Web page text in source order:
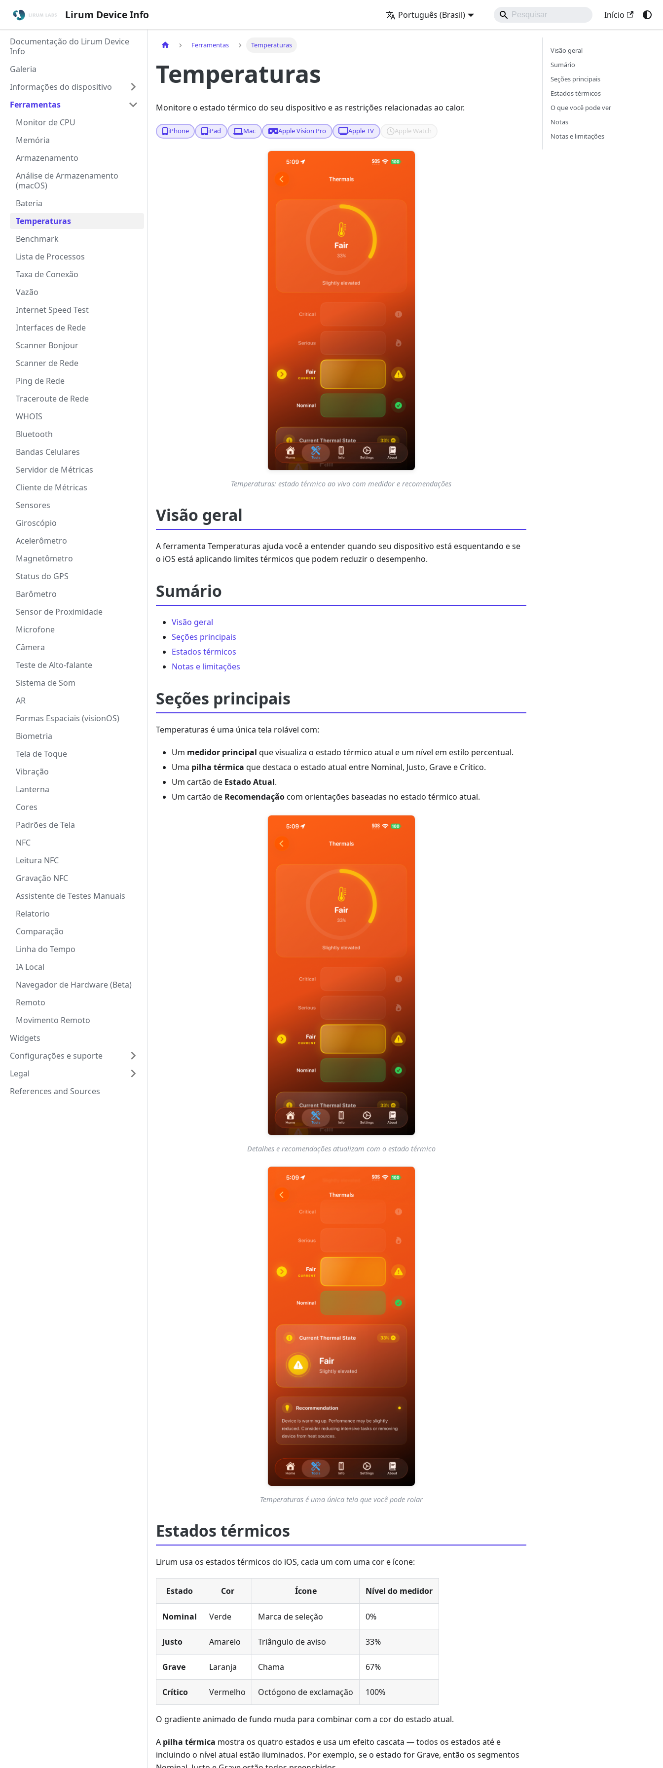
Lirum Device Info Português (Brasil) Início
Documentação do Lirum Device
Info
Galeria
Informações do dispositivo
Ferramentas
Monitor de CPU
Memória
Armazenamento
Análise de Armazenamento
(macOS)
Bateria
Temperaturas
Benchmark
Lista de Processos
Taxa de Conexão
Vazão
Internet Speed Test
Interfaces de Rede
Scanner Bonjour
Scanner de Rede
Ping de Rede
Traceroute de Rede
WHOIS
Bluetooth
Bandas Celulares
Servidor de Métricas
Cliente de Métricas
Sensores
Giroscópio
Acelerômetro
Magnetômetro
Status do GPS
Barômetro
Sensor de Proximidade
Microfone
Câmera
Teste de Alto-falante
Sistema de Som
AR
Formas Espaciais (visionOS)
Biometria
Tela de Toque
Vibração
Lanterna
Cores
Padrões de Tela
NFC
Leitura NFC
Gravação NFC
Assistente de Testes Manuais
Relatorio
Comparação
Linha do Tempo
IA Local
Navegador de Hardware (Beta)
Remoto
Movimento Remoto
Widgets
Configurações e suporte
Legal
References and Sources
Ferramentas Temperaturas
Temperaturas
Monitore o estado térmico do seu dispositivo e as restrições relacionadas ao calor.
iPhone iPad Mac Apple Vision Pro Apple TV Apple Watch
Temperaturas: estado térmico ao vivo com medidor e recomendações
Visão geral
A ferramenta Temperaturas ajuda você a entender quando seu dispositivo está esquentando e se
o iOS está aplicando limites térmicos que podem reduzir o desempenho.
Sumário
Visão geral
Seções principais
Estados térmicos
Notas e limitações
Seções principais
Temperaturas é uma única tela rolável com:
Um medidor principal que visualiza o estado térmico atual e um nível em estilo percentual.
Uma pilha térmica que destaca o estado atual entre Nominal, Justo, Grave e Crítico.
Um cartão de Estado Atual.
Um cartão de Recomendaçãocom orientações baseadas no estado térmico atual.
Detalhes e recomendações atualizam com o estado térmico
Temperaturas é uma única tela que você pode rolar
Estados térmicos
Lirum usa os estados térmicos do iOS, cada um com uma cor e ícone:
Estado Cor Ícone Nível do medidor
Nominal Verde Marca de seleção 0%
Justo Amarelo Triângulo de aviso 33%
Grave Laranja Chama 67%
Crítico Vermelho Octógono de exclamação 100%
O gradiente animado de fundo muda para combinar com a cor do estado atual.
A pilha térmica mostra os quatro estados e usa um efeito cascata — todos os estados até e
incluindo o nível atual estão iluminados. Por exemplo, se o estado for Grave, então os segmentos
Visão geral
Sumário
Seções principais
Estados térmicos
O que você pode ver
Notas
Notas e limitações